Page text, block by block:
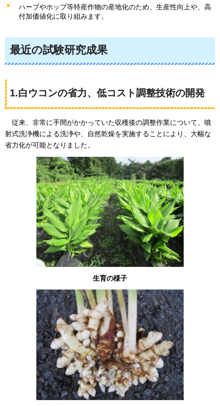
ハーブやホップ等特産作物の産地化のため、生産性向上や、高
付加価値化に取り組みます。
最近の試験研究成果
1.白ウコンの省力、低コスト調整技術の開発
従来、非常に手間がかかっていた収穫後の調整作業について、噴
射式洗浄機による洗浄や、自然乾燥を実施することにより、大幅な
省力化が可能となりました。
生育の様子